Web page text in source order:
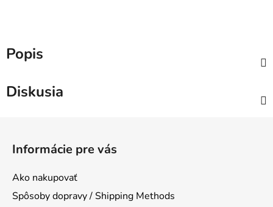
Popis
Diskusia
Informácie pre vás
Ako nakupovať
Spôsoby dopravy / Shipping Methods